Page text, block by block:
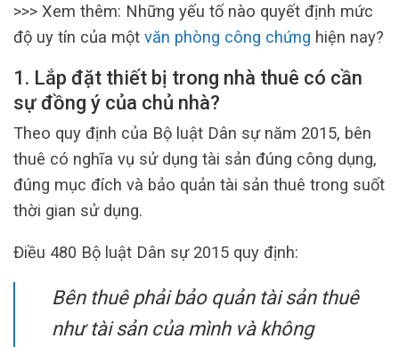
>>> Xem thêm: Những yếu tố nào quyết định mức
độ uy tín của một văn phòng công chứng hiện nay?
1. Lắp đặt thiết bị trong nhà thuê có cần
sự đồng ý của chủ nhà?
Theo quy định của Bộ luật Dân sự năm 2015, bên
thuê có nghĩa vụ sử dụng tài sản đúng công dụng,
đúng mục đích và bảo quản tài sản thuê trong suốt
thời gian sử dụng.
Điều 480 Bộ luật Dân sự 2015 quy định:
Bên thuê phải bảo quản tài sản thuê
như tài sản của mình và không